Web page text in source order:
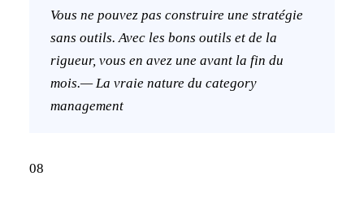
Vous ne pouvez pas construire une stratégie
sans outils. Avec les bons outils et de la
rigueur, vous en avez une avant la fin du
mois.— La vraie nature du category
management
08